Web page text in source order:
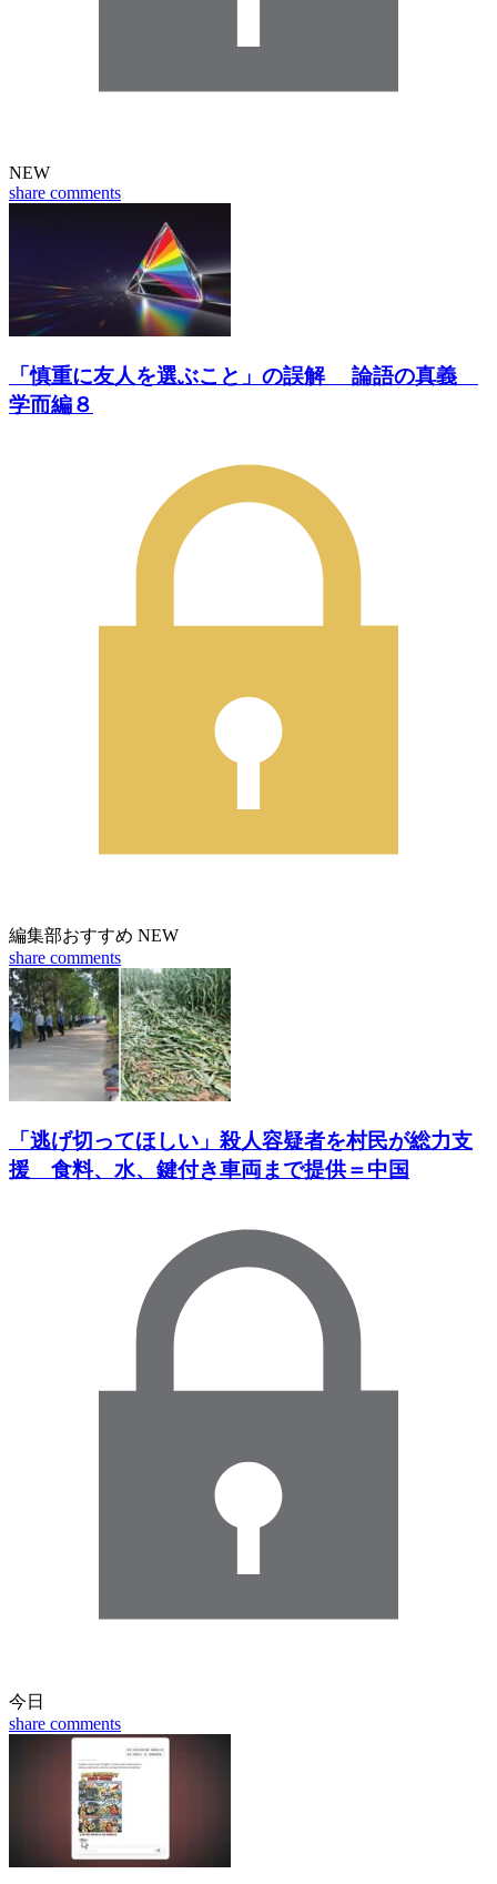
NEW
share comments
「慎重に友人を選ぶこと」の誤解 論語の真義
学而編８
編集部おすすめ NEW
share comments
「逃げ切ってほしい」殺人容疑者を村民が総力支
援 食料、水、鍵付き車両まで提供＝中国
今日
share comments